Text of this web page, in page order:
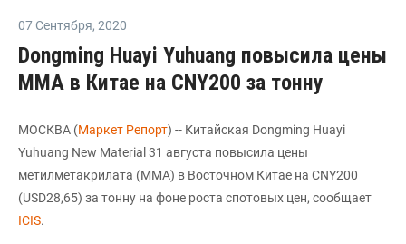
07 Сентября, 2020
Dongming Huayi Yuhuang повысила цены
ММА в Китае на CNY200 за тонну
МОСКВА (Маркет Репорт) -- Китайская Dongming Huayi
Yuhuang New Material 31 августа повысила цены
метилметакрилата (ММА) в Восточном Китае на CNY200
(USD28,65) за тонну на фоне роста спотовых цен, сообщает
ICIS.